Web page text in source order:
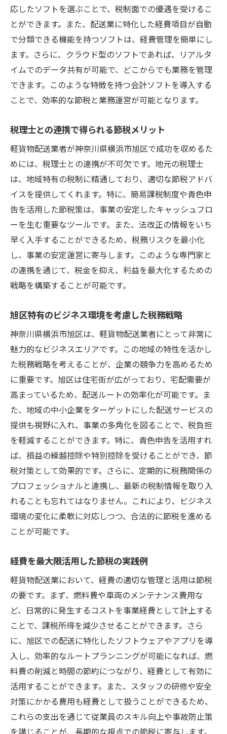
応したソフトを選ぶことで、税制面での優遇を受けるこ
とができます。また、配送業に特化した経費項目が自動
で分類できる機能を持つソフトは、経費管理を簡単にし
ます。さらに、クラウド型のソフトであれば、リアルタ
イムでのデータ共有が可能で、どこからでも業務を管理
できます。このような特徴を持つ会計ソフトを導入する
ことで、効率的な節税と業務運営が可能となります。
税理士との連携で得られる節税メリット
軽貨物配送業者が神奈川県横浜市旭区で成功を収めるた
めには、税理士との連携が不可欠です。地元の税理士
は、地域特有の税制に精通しており、適切な節税アドバ
イスを提供してくれます。特に、簡易課税制度や青色申
告を活用した節税策は、事業の安定したキャッシュフロ
ーを生む重要なツールです。また、法改正の情報をいち
早く入手することができるため、税務リスクを最小化
し、事業の安定運営に寄与します。このような専門家と
の連携を通じて、税金を抑え、利益を最大化するための
戦略を構築することが可能です。
旭区特有のビジネス環境を考慮した税務戦略
神奈川県横浜市旭区は、軽貨物配送業者にとって非常に
魅力的なビジネスエリアです。この地域の特性を活かし
た税務戦略を考えることが、企業の競争力を高めるため
に重要です。旭区は住宅街が広がっており、宅配需要が
高まっているため、配送ルートの効率化が可能です。ま
た、地域の中小企業をターゲットにした配送サービスの
提供も視野に入れ、事業の多角化を図ることで、税負担
を軽減することができます。特に、青色申告を活用すれ
ば、損益の繰越控除や特別控除を受けることができ、節
税対策として効果的です。さらに、定期的に税務関係の
プロフェッショナルと連携し、最新の税制情報を取り入
れることも忘れてはなりません。これにより、ビジネス
環境の変化に柔軟に対応しつつ、合法的に節税を進める
ことが可能です。
経費を最大限活用した節税の実践例
軽貨物配送業において、経費の適切な管理と活用は節税
の要です。まず、燃料費や車両のメンテナンス費用な
ど、日常的に発生するコストを事業経費として計上する
ことで、課税所得を減少させることができます。さら
に、旭区での配送に特化したソフトウェアやアプリを導
入し、効率的なルートプランニングが可能になれば、燃
料費の削減と時間の節約につながり、経費として有効に
活用することができます。また、スタッフの研修や安全
対策にかかる費用も経費として扱うことができるため、
これらの支出を通じて従業員のスキル向上や事故防止策
を講じることが、長期的な視点での節税に寄与します。